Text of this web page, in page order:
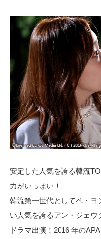
安定した人気を誇る韓流
力がいっぱい！
韓流第一世代としてペ・ヨ
い人気を誇るアン・ジェウ
ドラマ出演！2016 年の